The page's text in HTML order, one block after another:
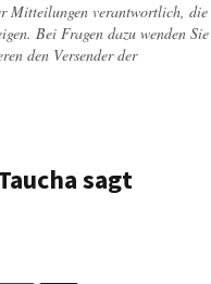
Mitteilungen verantwortlich, die
Bei Fragen dazu wenden Sie
den Versender der
sagt